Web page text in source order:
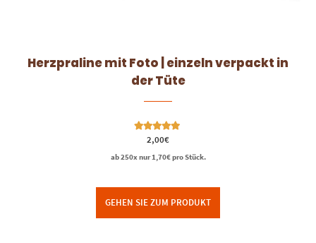
Herzpraline mit Foto | einzeln verpackt in
der Tüte
Bewertet mit
5.00
von 5
2,00€
ab 250x nur1,70€pro Stück.
GEHEN SIE ZUM PRODUKT